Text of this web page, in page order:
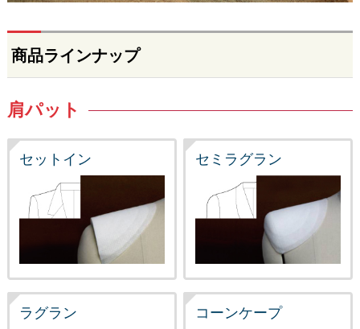
商品ラインナップ
肩パット
セットイン セミラグラン
ラグラン コーンケープ